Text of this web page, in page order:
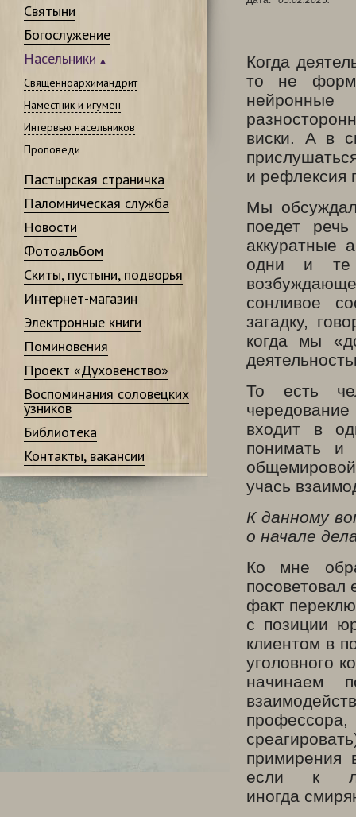
Святыни
Богослужение
Насельники
Священноархимандрит
Наместник и игумен
Интервью насельников
Проповеди
Пастырская страничка
Паломническая служба
Новости
Фотоальбом
Скиты, пустыни, подворья
Интернет-магазин
Электронные книги
Поминовения
Проект «Духовенство»
Воспоминания соловецких
узников
Библиотека
Контакты, вакансии
Когда
то не
виски. А в
и рефлексия
Мы
поедет
аккуратные
одни и те
сонливое
загадку,
когда мы
То есть
входит в
понимать и
учась
К данному
о начале
Ко мне
посоветовал
факт
с позиции
клиентом в
уголовного
начинаем
примирения
если к
иногда